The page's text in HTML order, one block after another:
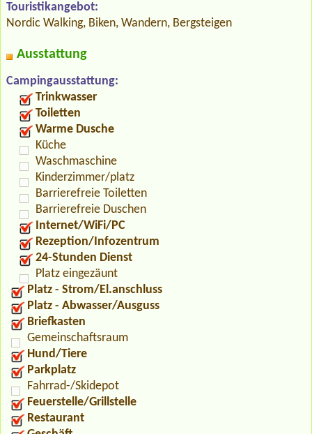
Touristikangebot:
Nordic Walking, Biken, Wandern, Bergsteigen
Ausstattung
Campingausstattung:
Trinkwasser
Toiletten
Warme Dusche
Küche
Waschmaschine
Kinderzimmer/platz
Barrierefreie Toiletten
Barrierefreie Duschen
Internet/WiFi/PC
Rezeption/Infozentrum
24-Stunden Dienst
Platz eingezäunt
Platz - Strom/El.anschluss
Platz - Abwasser/Ausguss
Briefkasten
Gemeinschaftsraum
Hund/Tiere
Parkplatz
Fahrrad-/Skidepot
Feuerstelle/Grillstelle
Restaurant